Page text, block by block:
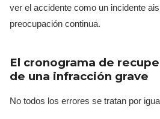
ver el accidente como un incidente
preocupación continua.
El cronograma de
de una infracción grave
No todos los errores se tratan por